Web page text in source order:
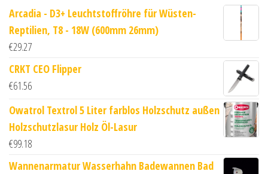
Arcadia - D3+ Leuchtstoffröhre für Wüsten-
Reptilien, T8 - 18W (600mm 26mm)
€29.27
CRKT CEO Flipper
€61.56
Owatrol Textrol 5 Liter farblos Holzschutz außen
Holzschutzlasur Holz Öl-Lasur
€99.18
Wannenarmatur Wasserhahn Badewannen Bad